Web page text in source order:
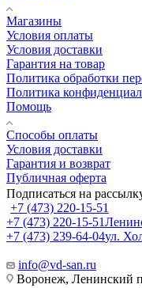
Магазины
Условия оплаты
Условия доставки
Гарантия на товар
Политика обработки
Политика
Помощь
Способы оплаты
Условия доставки
Гарантия и возврат
Публичная оферта
Подписаться на
+7 (473) 220-15-51
+7 (473) 220-15-51
+7 (473) 239-64-04ул.
info@vd-san.ru
Воронеж, Ленинский